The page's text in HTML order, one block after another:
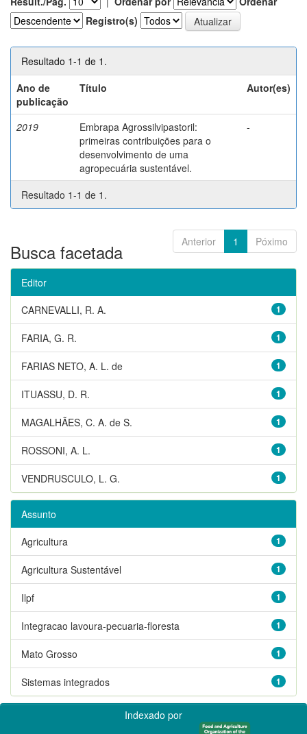
Registro(s)
Resultado 1-1 de 1.
Ano de
publicação
Título Autor(es)
2019
Embrapa Agrossilvipastoril:
primeiras contribuições para o
desenvolvimento de uma
agropecuária sustentável.
-
Resultado 1-1 de 1.
Anterior 1 Póximo
Busca facetada
Editor
1
CARNEVALLI, R. A.
1
FARIA, G. R.
1
FARIAS NETO, A. L. de
1
ITUASSU, D. R.
1
MAGALHÃES, C. A. de S.
1
ROSSONI, A. L.
1
VENDRUSCULO, L. G.
Assunto
1
Agricultura
1
Agricultura Sustentável
1
Ilpf
1
Integracao lavoura-pecuaria-floresta
1
Mato Grosso
1
Sistemas integrados
Indexado por